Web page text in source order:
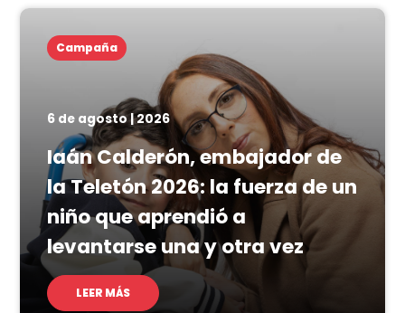
Campaña
6 de agosto | 2026
Iaán Calderón, embajador de
la Teletón 2026: la fuerza de un
niño que aprendió a
levantarse una y otra vez
LEER MÁS